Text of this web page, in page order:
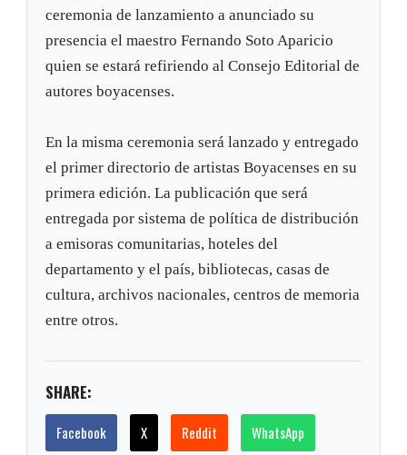
ceremonia de lanzamiento a anunciado su
presencia el maestro Fernando Soto Aparicio
quien se estará refiriendo al Consejo Editorial de
autores boyacenses.
En la misma ceremonia será lanzado y entregado
el primer directorio de artistas Boyacenses en su
primera edición. La publicación que será
entregada por sistema de política de distribución
a emisoras comunitarias, hoteles del
departamento y el país, bibliotecas, casas de
cultura, archivos nacionales, centros de memoria
entre otros.
SHARE:
Facebook X Reddit WhatsApp